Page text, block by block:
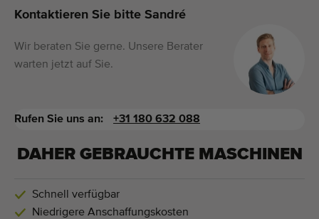
Kontaktieren Sie bitte Sandré
Wir beraten Sie gerne. Unsere Berater
warten jetzt auf Sie.
Rufen Sie uns an: +31 180 632 088
DAHER GEBRAUCHTE MASCHINEN
Schnell verfügbar
Niedrigere Anschaffungskosten